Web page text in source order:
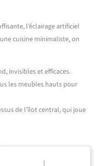
l’éclairage artificiel
cuisine minimaliste, on
invisibles et efficaces.
les meubles hauts pour
de l’îlot central, qui joue